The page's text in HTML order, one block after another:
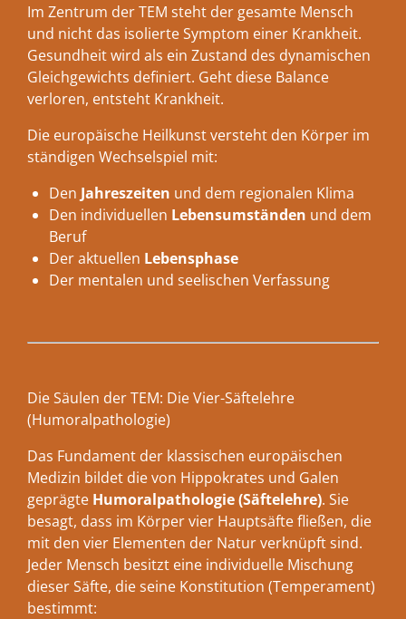
Im Zentrum der TEM steht der gesamte Mensch
und nicht das isolierte Symptom einer Krankheit.
Gesundheit wird als ein Zustand des dynamischen
Gleichgewichts definiert. Geht diese Balance
verloren, entsteht Krankheit.
Die europäische Heilkunst versteht den Körper im
ständigen Wechselspiel mit:
Den Jahreszeiten und dem regionalen Klima
Den individuellen Lebensumständen und dem
Beruf
Der aktuellen Lebensphase
Der mentalen und seelischen Verfassung
Die Säulen der TEM: Die Vier-Säftelehre
(Humoralpathologie)
Das Fundament der klassischen europäischen
Medizin bildet die von Hippokrates und Galen
geprägte Humoralpathologie (Säftelehre). Sie
besagt, dass im Körper vier Hauptsäfte fließen, die
mit den vier Elementen der Natur verknüpft sind.
Jeder Mensch besitzt eine individuelle Mischung
dieser Säfte, die seine Konstitution (Temperament)
bestimmt: